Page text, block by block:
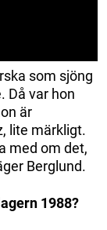
som sjöng
Då var hon
är
lite märkligt.
med om det,
Berglund.
1988?